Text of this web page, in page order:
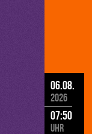
06.08.
2026
07:50
Uhr